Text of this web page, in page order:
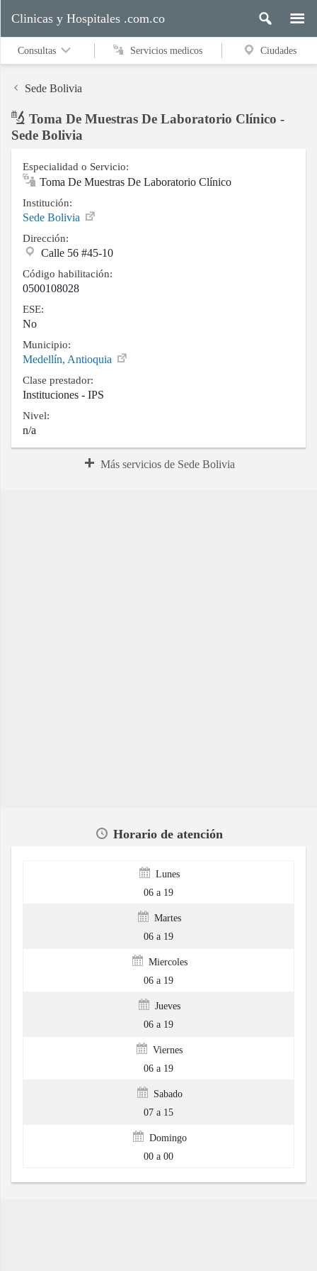
Servicios
Ciudades
Buscar
Contacto
Clinicas y Hospitales .com.co
Consultas Servicios medicos Ciudades
Sede Bolivia
Toma De Muestras De Laboratorio Clínico -
Sede Bolivia
Especialidad o Servicio:
Toma De Muestras De Laboratorio Clínico
Institución:
Sede Bolivia
Dirección:
Calle 56 #45-10
Código habilitación:
0500108028
ESE:
No
Municipio:
Medellín, Antioquia
Clase prestador:
Instituciones - IPS
Nivel:
n/a
Más servicios de Sede Bolivia
Horario de atención
Lunes
06 a 19
Martes
06 a 19
Miercoles
06 a 19
Jueves
06 a 19
Viernes
06 a 19
Sabado
07 a 15
Domingo
00 a 00